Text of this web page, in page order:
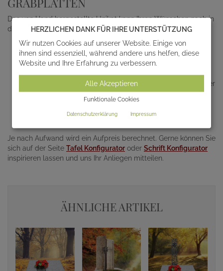
Das von Hand hergestellte Unikat kann Ihren Wünschen nach in
den folgenden Punkten individualisiert werden.
Material; unser breites Sortiment hierzu finden Sie unter
Grabschmuck-Sockel.
Größe
Glasornamente, Grabkreuze etc.
Gedenktafeln oder Grabfiguren; diese finden Sie unter der
KategorieGrabschmuck(Aufpreis für Sonderpatina)
Inschrift; ab 24 Euro pro Zeichen
Je nach Aufwand wird ein Aufpreis berechnet. Gerne können Sie
sich auf der Seite Tafel Konfigurator oder Schrift Konfigurator
inspirieren lassen und uns Ihr Anliegen mitteilen.
ÄHNLICHE ARTIKEL
HERZLICHEN DANK FÜR IHRE UNTERSTÜTZUNG
Wir nutzen Cookies auf unserer Website. Einige von
ihnen sind essenziell, während andere uns helfen, diese
Website und Ihre Erfahrung zu verbessern.
Alle Akzeptieren
Funktionale Cookies
Datenschutzerklärung Impressum